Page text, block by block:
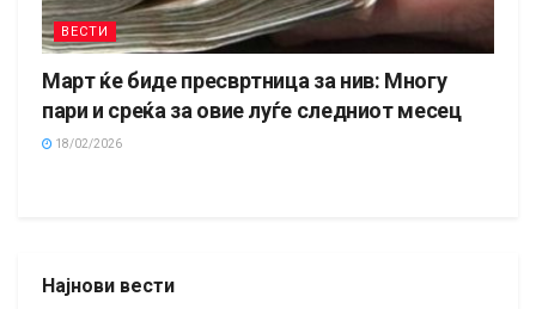
ВЕСТИ
Март ќе биде пресвртница за нив: Многу
пари и среќа за овие луѓе следниот месец
18/02/2026
Најнови вести